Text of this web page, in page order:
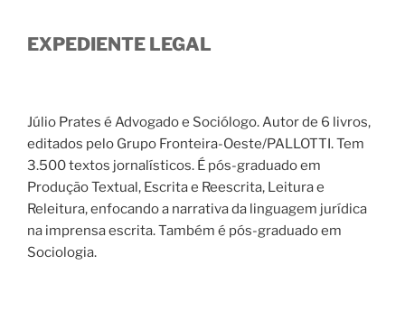
EXPEDIENTE LEGAL
Júlio Prates é Advogado e Sociólogo. Autor de 6 livros,
editados pelo Grupo Fronteira-Oeste/PALLOTTI. Tem
3.500 textos jornalísticos. É pós-graduado em
Produção Textual, Escrita e Reescrita, Leitura e
Releitura, enfocando a narrativa da linguagem jurídica
na imprensa escrita. Também é pós-graduado em
Sociologia.